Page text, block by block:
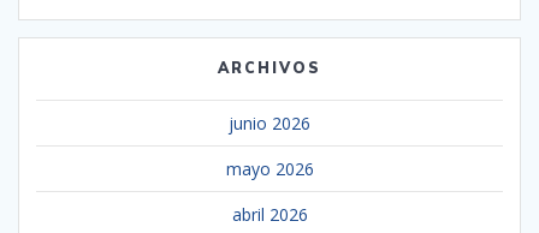
ARCHIVOS
junio 2026
mayo 2026
abril 2026